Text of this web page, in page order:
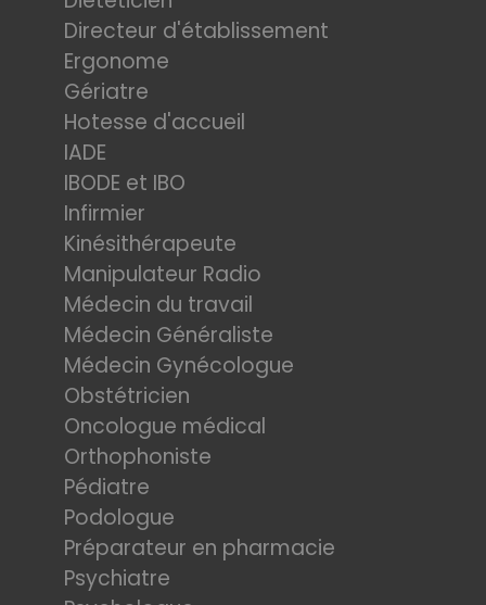
Directeur d'établissement
Ergonome
Gériatre
Hotesse d'accueil
IADE
IBODE et IBO
Infirmier
Kinésithérapeute
Manipulateur Radio
Médecin du travail
Médecin Généraliste
Médecin Gynécologue
Obstétricien
Oncologue médical
Orthophoniste
Pédiatre
Podologue
Préparateur en pharmacie
Psychiatre